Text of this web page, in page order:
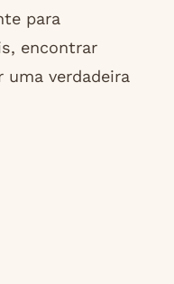
para
encontrar
uma verdadeira